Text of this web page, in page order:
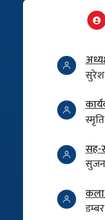
सह-
सुजन